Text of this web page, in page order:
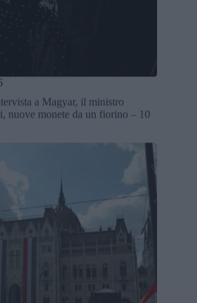
a Magyar, il ministro
nuove monete da un fiorino – 10